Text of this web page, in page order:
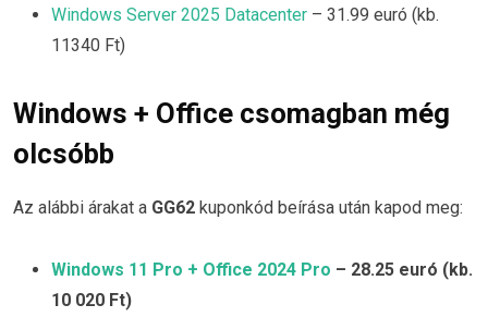
Windows Server 2025 Datacenter – 31.99 euró (kb.
11340 Ft)
Windows + Office csomagban még
olcsóbb
Az alábbi árakat a GG62 kuponkód beírása után kapod meg:
Windows 11 Pro + Office 2024 Pro – 28.25 euró (kb.
10 020 Ft)